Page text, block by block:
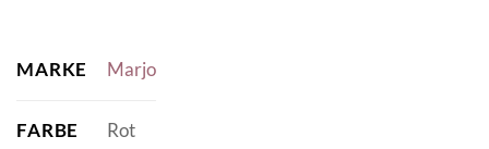
MARKE Marjo
FARBE Rot